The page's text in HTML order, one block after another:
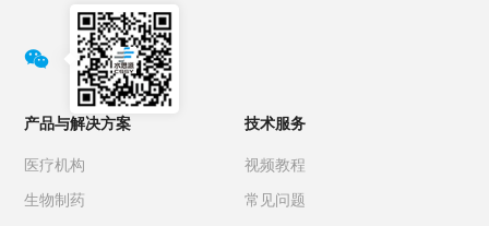

产品与解决方案
医疗机构
生物制药
技术服务
视频教程
常见问题